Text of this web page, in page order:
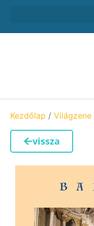
Kezdőlap / Világzene
vissza